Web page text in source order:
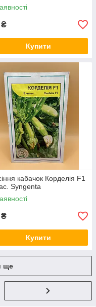
₴
Купити
кабачок Корделія F1
Syngenta
₴
Купити
ще